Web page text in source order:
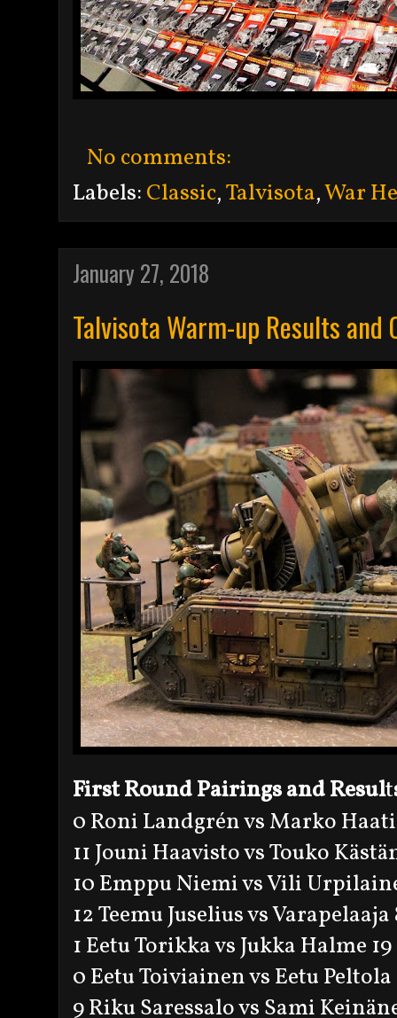
No comments:
Labels: Classic,Talvisota,War
January 27, 2018
Talvisota Warm-up Results and
First Round Pairings and Result
0 Roni Landgrén vs Marko
11 Jouni Haavisto vs Touko
10 Emppu Niemi vs Vili
12 Teemu Juselius vs Varapelaaja
1 Eetu Torikka vs Jukka Halme 19
0 Eetu Toiviainen vs Eetu
9 Riku Saressalo vs Sami